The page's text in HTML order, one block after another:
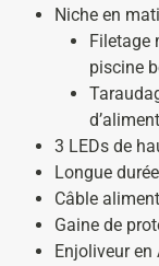
Niche en
Filetage
piscine
3 LEDs de
Longue
Câble
Gaine de
Enjoliveur en